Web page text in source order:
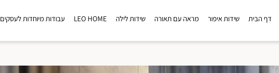
דף הבית שידות איפור מראה עם תאורה שידות לילה LEO HOME עבודות מיוחדות לעסקים